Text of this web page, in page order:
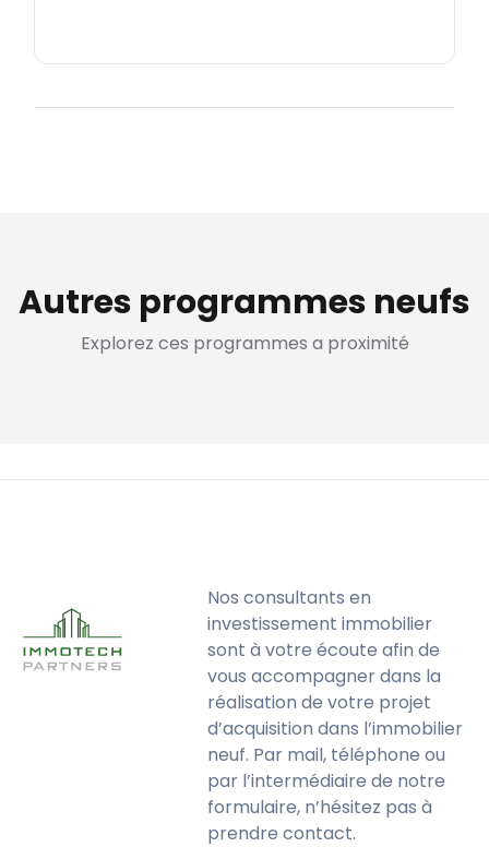
Autres programmes neufs
Explorez ces programmes a proximité
Nos consultants en
investissement immobilier
sont à votre écoute afin de
vous accompagner dans la
réalisation de votre projet
d’acquisition dans l’immobilier
neuf. Par mail, téléphone ou
par l’intermédiaire de notre
formulaire, n’hésitez pas à
prendre contact.